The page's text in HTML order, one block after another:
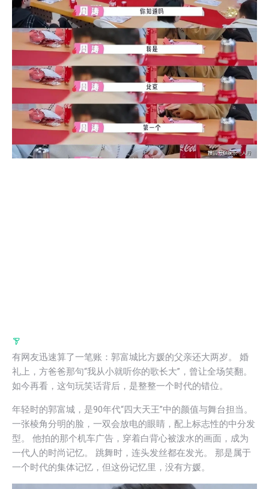
有网友迅速算了一笔账：郭富城比方媛的父亲还大两岁。 婚
礼上，方爸爸那句“我从小就听你的歌长大”，曾让全场笑翻。
如今再看，这句玩笑话背后，是整整一个时代的错位。
年轻时的郭富城，是90年代“四大天王”中的颜值与舞台担当。
一张棱角分明的脸，一双会放电的眼睛，配上标志性的中分发
型。 他拍的那个机车广告，穿着白背心被泼水的画面，成为
一代人的时尚记忆。 跳舞时，连头发丝都在发光。 那是属于
一个时代的集体记忆，但这份记忆里，没有方媛。